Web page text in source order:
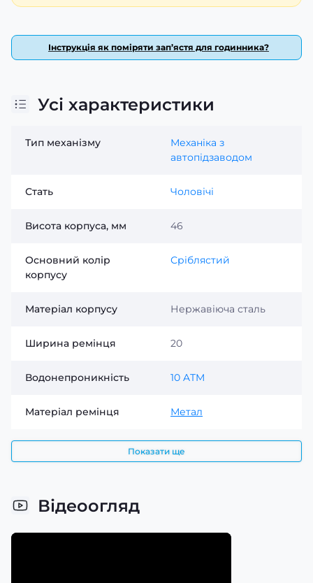
Інструкція як поміряти зап’ястя для годинника?
Усі характеристики
Тип механізму
Механіка з
автопідзаводом
Стать Чоловічі
Висота корпуса, мм 46
Основний колір
корпусу
Сріблястий
Матеріал корпусу Нержавіюча сталь
Ширина ремінця 20
Водонепроникність 10 ATM
Матеріал ремінця Метал
Показати ще
Відеоогляд